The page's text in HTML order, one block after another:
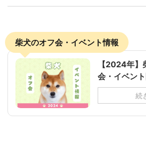
柴犬のオフ会・イベント情報
【2024年】
会・イベン
続